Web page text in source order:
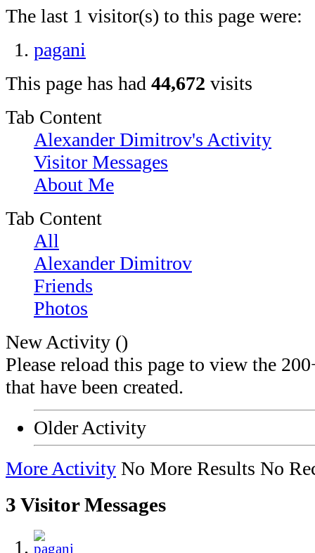
The last 1 visitor(s) to this page were:
pagani
This page has had 44,672 visits
Tab Content
Alexander Dimitrov's Activity
Visitor Messages
About Me
Tab Content
All
Alexander Dimitrov
Friends
Photos
New Activity ()
Please reload this page to view the
that have been created.
Older Activity
More Activity No More Results No
3 Visitor Messages